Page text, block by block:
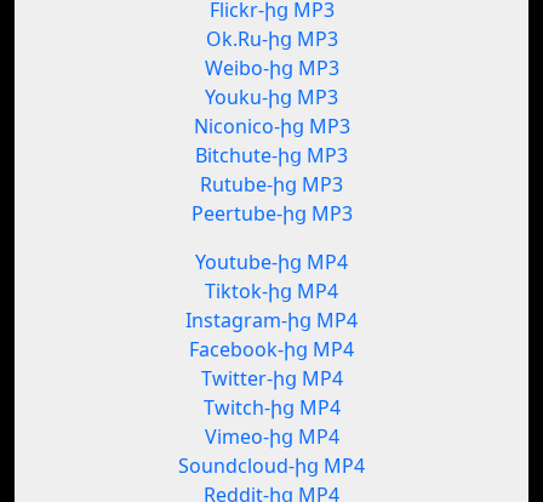
Flickr-ից MP3
Ok.Ru-ից MP3
Weibo-ից MP3
Youku-ից MP3
Niconico-ից MP3
Bitchute-ից MP3
Rutube-ից MP3
Peertube-ից MP3
Youtube-ից MP4
Tiktok-ից MP4
Instagram-ից MP4
Facebook-ից MP4
Twitter-ից MP4
Twitch-ից MP4
Vimeo-ից MP4
Soundcloud-ից MP4
Reddit-ից MP4